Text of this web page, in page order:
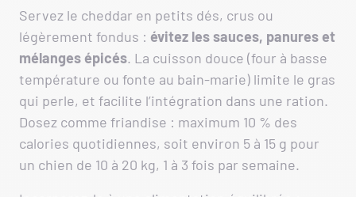
Servez le cheddar en petits dés, crus ou
légèrement fondus : évitez les sauces, panures et
mélanges épicés. La cuisson douce (four à basse
température ou fonte au bain-marie) limite le gras
qui perle, et facilite l’intégration dans une ration.
Dosez comme friandise : maximum 10 % des
calories quotidiennes, soit environ 5 à 15 g pour
un chien de 10 à 20 kg, 1 à 3 fois par semaine.